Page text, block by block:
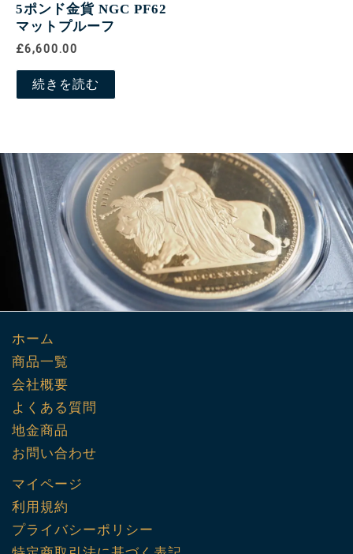
5ポンド金貨 NGC PF62
マットプルーフ
£6,600.00
続きを読む
ホーム
商品一覧
会社概要
よくある質問
地金商品
お問い合わせ
マイページ
利用規約
プライバシーポリシー